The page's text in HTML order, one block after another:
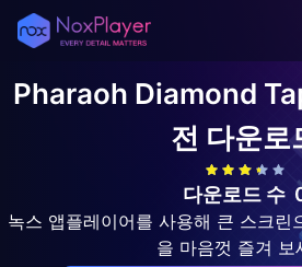
Pharaoh Diamond
전 다운로
다운로드 수
녹스 앱플레이어를 사용해 큰 스크린
을 마음껏 즐겨 보